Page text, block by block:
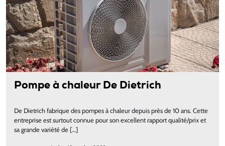
Pompe à chaleur De Dietrich
De Dietrich fabrique des pompes à chaleur depuis près de 10 ans. Cette
entreprise est surtout connue pour son excellent rapport qualité/prix et
sa grande variété de […]